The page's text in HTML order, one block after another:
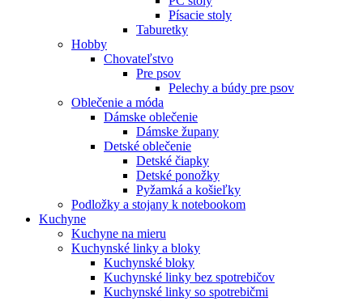
Písacie stoly
Taburetky
Hobby
Chovateľstvo
Pre psov
Pelechy a búdy pre psov
Oblečenie a móda
Dámske oblečenie
Dámske župany
Detské oblečenie
Detské čiapky
Detské ponožky
Pyžamká a košieľky
Podložky a stojany k notebookom
Kuchyne
Kuchyne na mieru
Kuchynské linky a bloky
Kuchynské bloky
Kuchynské linky bez spotrebičov
Kuchynské linky so spotrebičmi